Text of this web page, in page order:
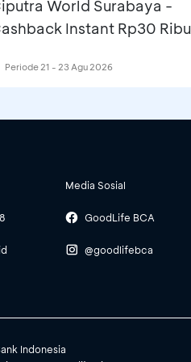
World Surabaya -
Instant Rp30 Ribu
Periode 21 - 23 Agu 2026
Media Sosial
GoodLife BCA
@goodlifebca
Indonesia